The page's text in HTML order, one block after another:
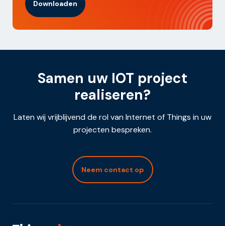
Downloaden
Samen uw IOT project
realiseren?
Laten wij vrijblijvend de rol van Internet of Things in uw
projecten bespreken.
Neem contact op